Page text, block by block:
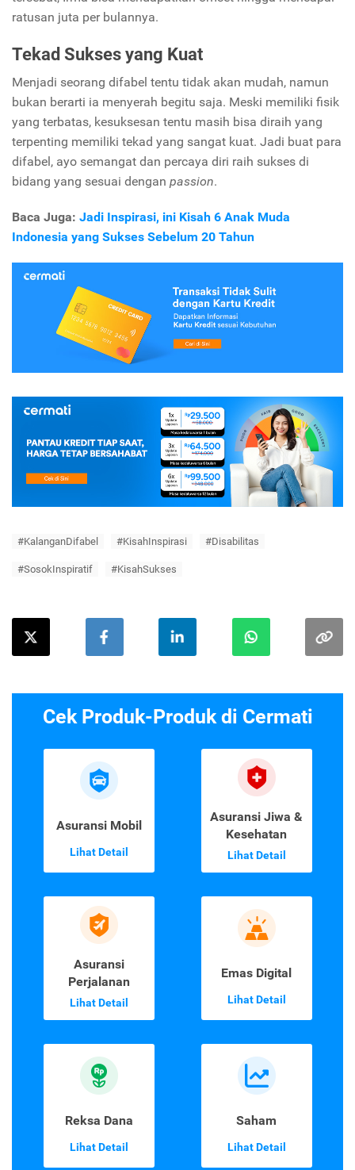
ratusan juta per bulannya.
Tekad Sukses yang Kuat
Menjadi seorang difabel tentu tidak akan mudah, namun
bukan berarti ia menyerah begitu saja. Meski memiliki fisik
yang terbatas, kesuksesan tentu masih bisa diraih yang
terpenting memiliki tekad yang sangat kuat. Jadi buat para
difabel, ayo semangat dan percaya diri raih sukses di
bidang yang sesuai dengan passion.
Baca Juga: Jadi Inspirasi, ini Kisah 6 Anak Muda
Indonesia yang Sukses Sebelum 20 Tahun
#KalanganDifabel #KisahInspirasi #Disabilitas
#SosokInspiratif #KisahSukses
Cek Produk-Produk di Cermati
Asuransi Mobil
Lihat Detail
Asuransi Jiwa &
Kesehatan
Lihat Detail
Asuransi
Perjalanan
Lihat Detail
Emas Digital
Lihat Detail
Reksa Dana
Lihat Detail
Saham
Lihat Detail